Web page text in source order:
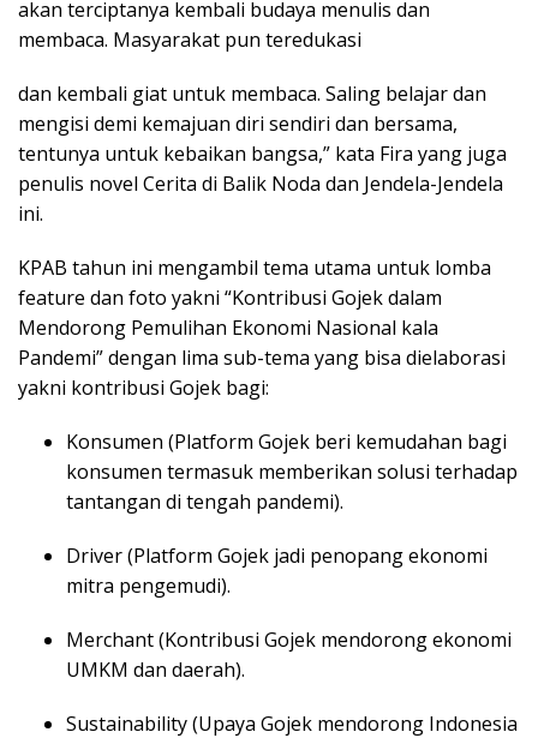
akan terciptanya kembali budaya menulis dan
membaca. Masyarakat pun teredukasi
dan kembali giat untuk membaca. Saling belajar dan
mengisi demi kemajuan diri sendiri dan bersama,
tentunya untuk kebaikan bangsa,” kata Fira yang juga
penulis novel Cerita di Balik Noda dan Jendela-Jendela
ini.
KPAB tahun ini mengambil tema utama untuk lomba
feature dan foto yakni “Kontribusi Gojek dalam
Mendorong Pemulihan Ekonomi Nasional kala
Pandemi” dengan lima sub-tema yang bisa dielaborasi
yakni kontribusi Gojek bagi:
Konsumen (Platform Gojek beri kemudahan bagi
konsumen termasuk memberikan solusi terhadap
tantangan di tengah pandemi).
Driver (Platform Gojek jadi penopang ekonomi
mitra pengemudi).
Merchant (Kontribusi Gojek mendorong ekonomi
UMKM dan daerah).
Sustainability (Upaya Gojek mendorong Indonesia